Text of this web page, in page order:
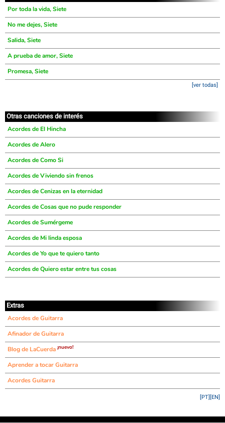
Por toda la vida, Siete
No me dejes, Siete
Salida, Siete
A prueba de amor, Siete
Promesa, Siete
[ver todas]
Otras canciones de interés
Acordes de El Hincha
Acordes de Alero
Acordes de Como Si
Acordes de Viviendo sin frenos
Acordes de Cenizas en la eternidad
Acordes de Cosas que no pude responder
Acordes de Sumérgeme
Acordes de Mi linda esposa
Acordes de Yo que te quiero tanto
Acordes de Quiero estar entre tus cosas
Extras
Acordes de Guitarra
Afinador de Guitarra
Blog de LaCuerda ¡nuevo!
Aprender a tocar Guitarra
Acordes Guitarra
[EN]
[PT]